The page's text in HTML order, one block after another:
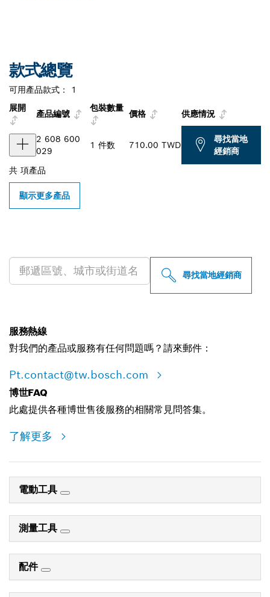
款式總覽
可用產品款式：
1
展開
產品編號
包裝數量
價格 供應情況
2 608 600
029
1 件数 710.00 TWD
尋找當地
經銷商
共 項產品
顯示更多產品
尋找當地經銷商
服務熱線
對我們的產品或服務有任何問題嗎？請來郵件：
Pt.contact@tw.bosch.com
博世FAQ
此處提供各種博世售後服務的相關常見問答集。
了解更多
電動工具
測量工具
配件